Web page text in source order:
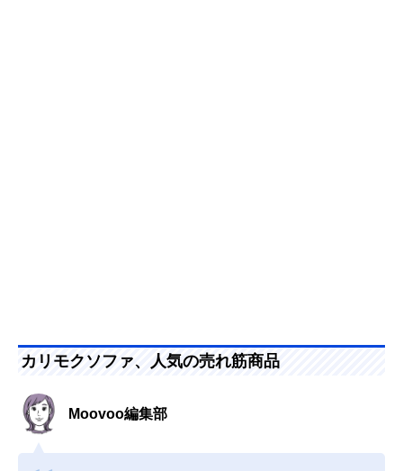
カリモクソファ、人気の売れ筋商品
Moovoo編集部